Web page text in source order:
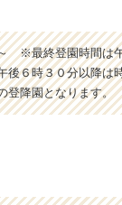
※最終登園時間は
６時３０分以降は
登降園となります。